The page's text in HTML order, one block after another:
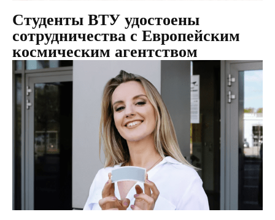
Студенты ВТУ удостоены
сотрудничества с Европейским
космическим агентством